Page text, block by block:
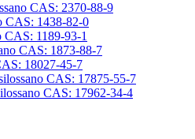
CAS: 2370-88-9
CAS: 1438-82-0
CAS: 1189-93-1
CAS: 1873-88-7
18027-45-7
CAS: 17875-55-7
CAS: 17962-34-4